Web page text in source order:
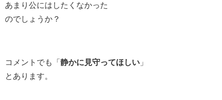
あまり公にはしたくなかった
のでしょうか？
コメントでも「 静かに見守ってほしい 」
とあります。